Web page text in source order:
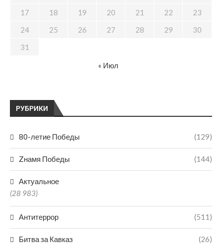
РУБРИКИ
80-летие Победы (129)
Zнамя Победы (144)
Актуальное
(28 983)
Антитеррор (511)
Битва за Кавказ (26)
17
18 19 20 21 22
23
24
25 26 27 28 29
30
31
« Июл